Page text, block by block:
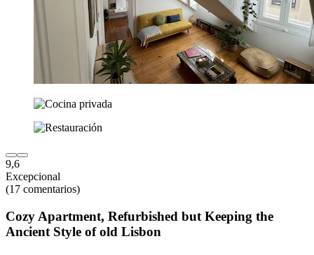
9,6
Excepcional
(17 comentarios)
Cozy Apartment, Refurbished but Keeping the
Ancient Style of old Lisbon